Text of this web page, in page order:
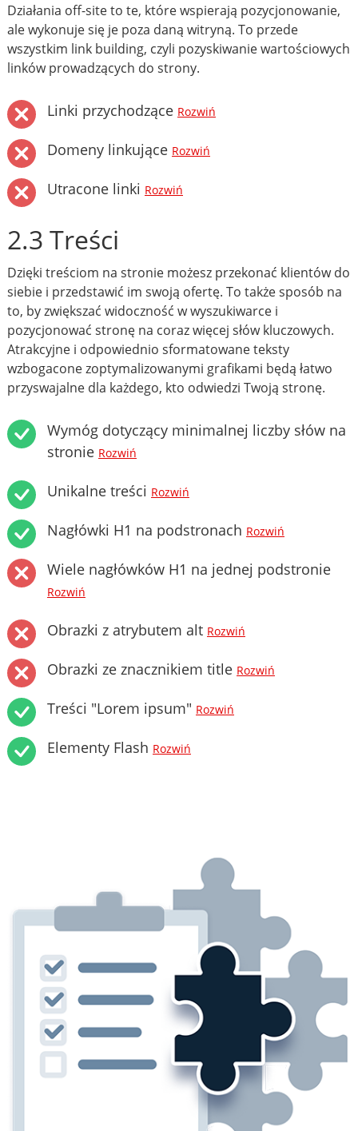
Działania off-site to te, które wspierają pozycjonowanie,
ale wykonuje się je poza daną witryną. To przede
wszystkim link building, czyli pozyskiwanie wartościowych
linków prowadzących do strony.
Linki przychodzące Rozwiń
Domeny linkujące Rozwiń
Utracone linki Rozwiń
2.3 Treści
Dzięki treściom na stronie możesz przekonać klientów do
siebie i przedstawić im swoją ofertę. To także sposób na
to, by zwiększać widoczność w wyszukiwarce i
pozycjonować stronę na coraz więcej słów kluczowych.
Atrakcyjne i odpowiednio sformatowane teksty
wzbogacone zoptymalizowanymi grafikami będą łatwo
przyswajalne dla każdego, kto odwiedzi Twoją stronę.
Wymóg dotyczący minimalnej liczby słów na
stronie Rozwiń
Unikalne treści Rozwiń
Nagłówki H1 na podstronach Rozwiń
Wiele nagłówków H1 na jednej podstronie
Rozwiń
Obrazki z atrybutem alt Rozwiń
Obrazki ze znacznikiem title Rozwiń
Treści "Lorem ipsum" Rozwiń
Elementy Flash Rozwiń